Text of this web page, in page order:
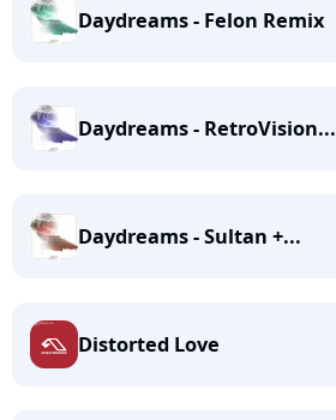
Daydreams - Felon Remix
Daydreams - RetroVision...
Daydreams - Sultan +...
Distorted Love